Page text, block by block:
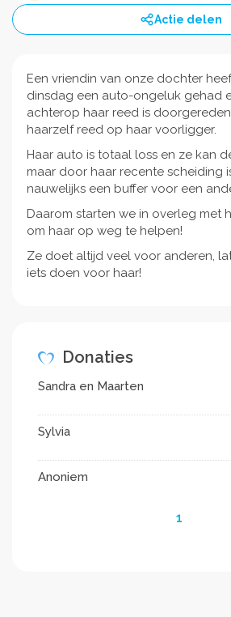
Actie delen
Een vriendin van onze dochter
dinsdag een auto-ongeluk gehad
achterop haar reed is
haarzelf reed op haar voorligger.
Haar auto is totaal loss en ze kan
maar door haar recente scheiding
nauwelijks een buffer voor een
Daarom starten we in overleg met
om haar op weg te helpen!
Ze doet altijd veel voor anderen,
iets doen voor haar!
Donaties
Sandra en Maarten
Sylvia
Anoniem
1